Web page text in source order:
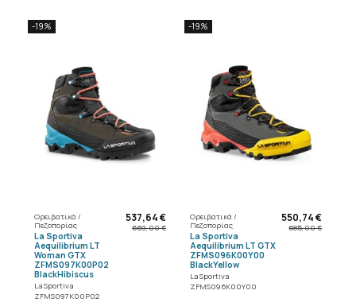
-19%
Ορειβατικά /
Πεζοπορίας
La Sportiva
Aequilibrium LT
Woman GTX
ZFMS097K00P02
BlackHibiscus
La Sportiva
ZFMS097K00P02
537,64 €
669,00 €
-19%
Ορειβατικά /
Πεζοπορίας
La Sportiva
Aequilibrium LT GTX
ZFMS096K00Y00
BlackYellow
La Sportiva
ZFMS096K00Y00
550,74 €
685,00 €